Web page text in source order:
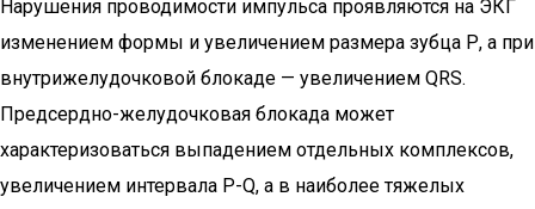
Нарушения проводимости импульса проявляются на ЭКГ
изменением формы и увеличением размера зубца Р, а при
внутрижелудочковой блокаде — увеличением QRS.
Предсердно-желудочковая блокада может
характеризоваться выпадением отдельных комплексов,
увеличением интервала Р-Q, а в наиболее тяжелых